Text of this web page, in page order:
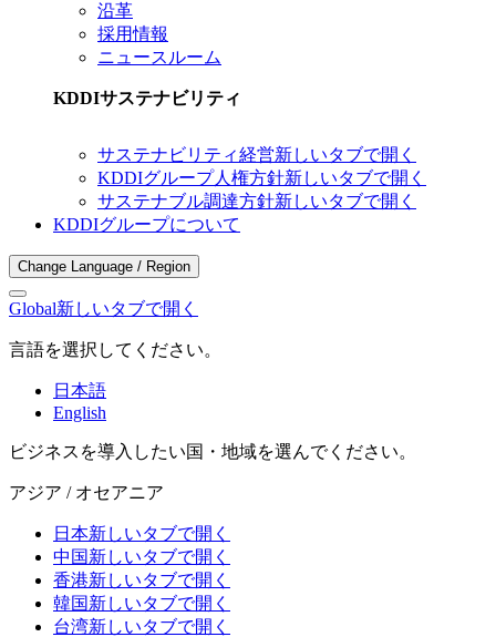
沿革
採用情報
ニュースルーム
KDDIサステナビリティ
サステナビリティ経営新しいタブで開く
KDDIグループ人権方針新しいタブで開く
サステナブル調達方針新しいタブで開く
KDDIグループについて
Change Language / Region
Global新しいタブで開く
言語を選択してください。
日本語
English
ビジネスを導入したい国・地域を選んでください。
アジア / オセアニア
日本新しいタブで開く
中国新しいタブで開く
香港新しいタブで開く
韓国新しいタブで開く
台湾新しいタブで開く